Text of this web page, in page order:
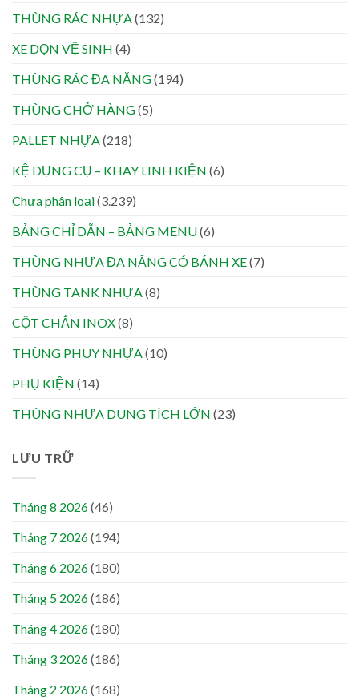
THÙNG RÁC NHỰA(132)
XE DỌN VỆ SINH (4)
THÙNG RÁC ĐA NĂNG(194)
THÙNG CHỞ HÀNG(5)
PALLET NHỰA(218)
KỆ DỤNG CỤ – KHAY LINH KIỆN (6)
Chưa phân loại(3.239)
BẢNG CHỈ DẪN – BẢNG MENU(6)
THÙNG NHỰA ĐA NĂNG CÓ BÁNH XE(7)
THÙNG TANK NHỰA(8)
CỘT CHẮN INOX(8)
THÙNG PHUY NHỰA(10)
PHỤ KIỆN (14)
THÙNG NHỰA DUNG TÍCH LỚN (23)
LƯU TRỮ
Tháng 8 2026(46)
Tháng 7 2026(194)
Tháng 6 2026(180)
Tháng 5 2026(186)
Tháng 4 2026(180)
Tháng 3 2026(186)
Tháng 2 2026(168)